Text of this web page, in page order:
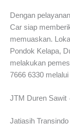
Dengan
Car siap
memuaskan.
Pondok Kelapa,
melakukan
7666 6330
JTM Duren Sawit
Jatiasih